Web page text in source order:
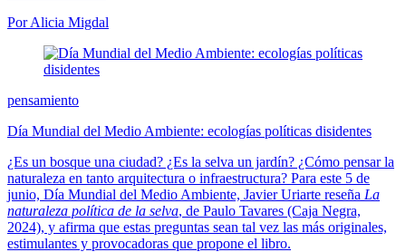
Por Alicia Migdal
pensamiento
Día Mundial del Medio Ambiente: ecologías políticas disidentes
¿Es un bosque una ciudad? ¿Es la selva un jardín? ¿Cómo pensar la
naturaleza en tanto arquitectura o infraestructura? Para este 5 de
junio, Día Mundial del Medio Ambiente, Javier Uriarte reseña La
naturaleza política de la selva, de Paulo Tavares (Caja Negra,
2024), y afirma que estas preguntas sean tal vez las más originales,
estimulantes y provocadoras que propone el libro.